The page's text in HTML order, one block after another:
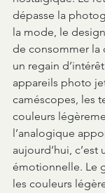
dépasse la
la mode, le
de consommer la
un regain
appareils photo
caméscopes, les
couleurs
l’analogique
aujourd’hui,
émotionnelle. Le
les couleurs